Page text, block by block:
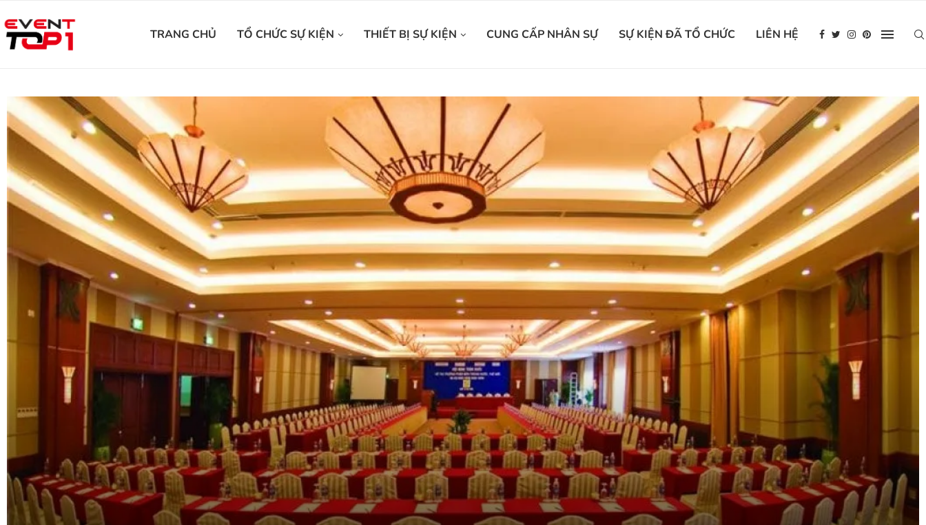
TRANG CHỦ TỔ CHỨC SỰ KIỆN THIẾT BỊ SỰ KIỆN CUNG CẤP NHÂN SỰ SỰ KIỆN ĐÃ TỔ CHỨC LIÊN HỆ